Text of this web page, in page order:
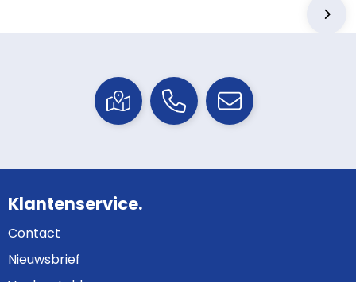
Klantenservice.
Contact
Nieuwsbrief